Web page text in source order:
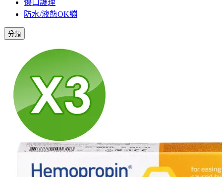
傷口護理
防水/液態OK繃
分類